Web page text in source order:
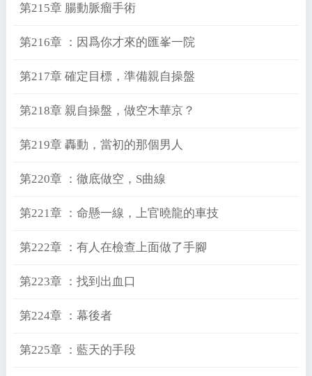
第215章 腸動脈瘤手術
第216章 ：因爲你才來的匯峯一院
第217章 確定目標，準備親自操盤
第218章 親自操盤，做空木華京？
第219章 轟動，當初的那個男人
第220章 ：徹底做空，S曲線
第221章 ：命懸一線，上官曉龍的車技
第222章 ：有人在檢查上面做了手腳
第223章 ：找到出血口
第224章 ：幕後者
第225章 ：藍天的手段